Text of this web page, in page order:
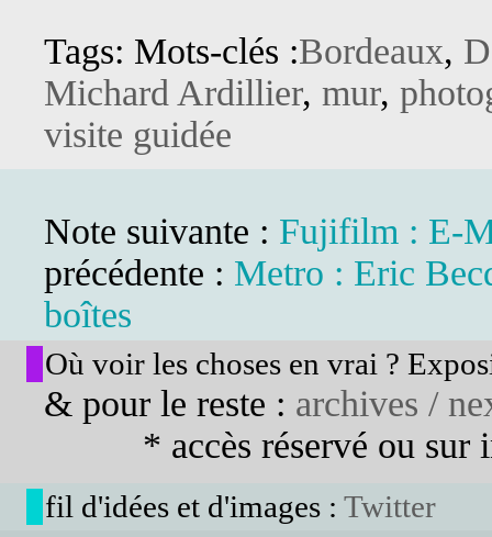
Tags: Mots-clés :Bordeaux,
Michard Ardillier, mur,
visite guidée
Note suivante : Fujifilm : E-
précédente : Metro : Eric
boîtes
Où voir les choses en vrai ?
& pour le reste : archives /
* accès réservé ou sur
fil d'idées et d'images : Twitter